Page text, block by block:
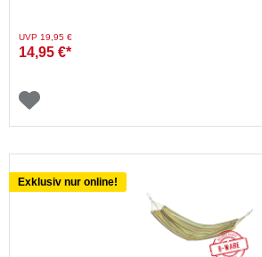
Preis reduziert von
UVP 19,95 €auf
14,95 €*
Exklusiv nur online!